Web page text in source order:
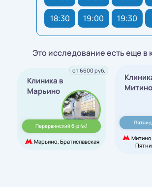
18:30
19:00 19:30
Это исследование есть еще в
Клиника в
Марьино
Перервинский б-р 4к1
Марьино, Братиславская
от 6600 руб.
Митино